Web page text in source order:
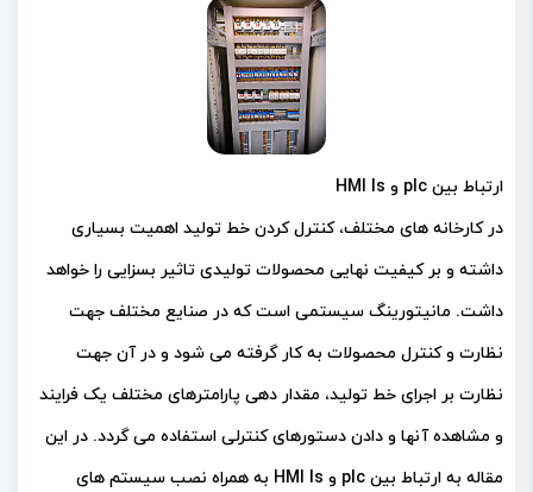
ارتباط بین plc و HMI ls
در کارخانه های مختلف، کنترل کردن خط تولید اهمیت بسیاری
داشته و بر کیفیت نهایی محصولات تولیدی تاثیر بسزایی را خواهد
داشت. مانیتورینگ سیستمی است که در صنایع مختلف جهت
نظارت و کنترل محصولات به کار گرفته می شود و در آن جهت
نظارت بر اجرای خط تولید، مقدار دهی پارامترهای مختلف یک فرایند
و مشاهده آنها و دادن دستورهای کنترلی استفاده می گردد. در این
مقاله به ارتباط بین plc و HMI ls به همراه نصب سیستم های